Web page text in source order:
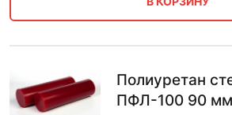
Полиуретан
ПФЛ-100 90 мм